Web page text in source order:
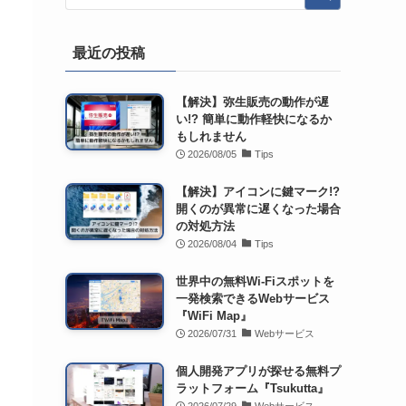
最近の投稿
【解決】弥生販売の動作が遅
い!? 簡単に動作軽快になるか
もしれません
2026/08/05 Tips
【解決】アイコンに鍵マーク!?
開くのが異常に遅くなった場合
の対処方法
2026/08/04 Tips
世界中の無料Wi-Fiスポットを
一発検索できるWebサービス
『WiFi Map』
2026/07/31 Webサービス
個人開発アプリが探せる無料プ
ラットフォーム『Tsukutta』